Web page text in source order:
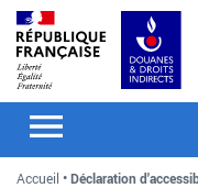
Aller
au
contenu
Aller
recherche
Aller
au
menu
Accueil
Déclaration